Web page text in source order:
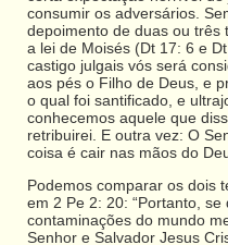
consumir os adversários.
depoimento de duas ou três
a lei de Moisés (Dt 17: 6 e
castigo julgais vós será
aos pés o Filho de Deus, e
o qual foi santificado, e
conhecemos aquele que
retribuirei. E outra vez: O
coisa é cair nas mãos do
Podemos comparar os dois
em 2 Pe 2: 20: “Portanto,
contaminações do mundo
Senhor e Salvador Jesus